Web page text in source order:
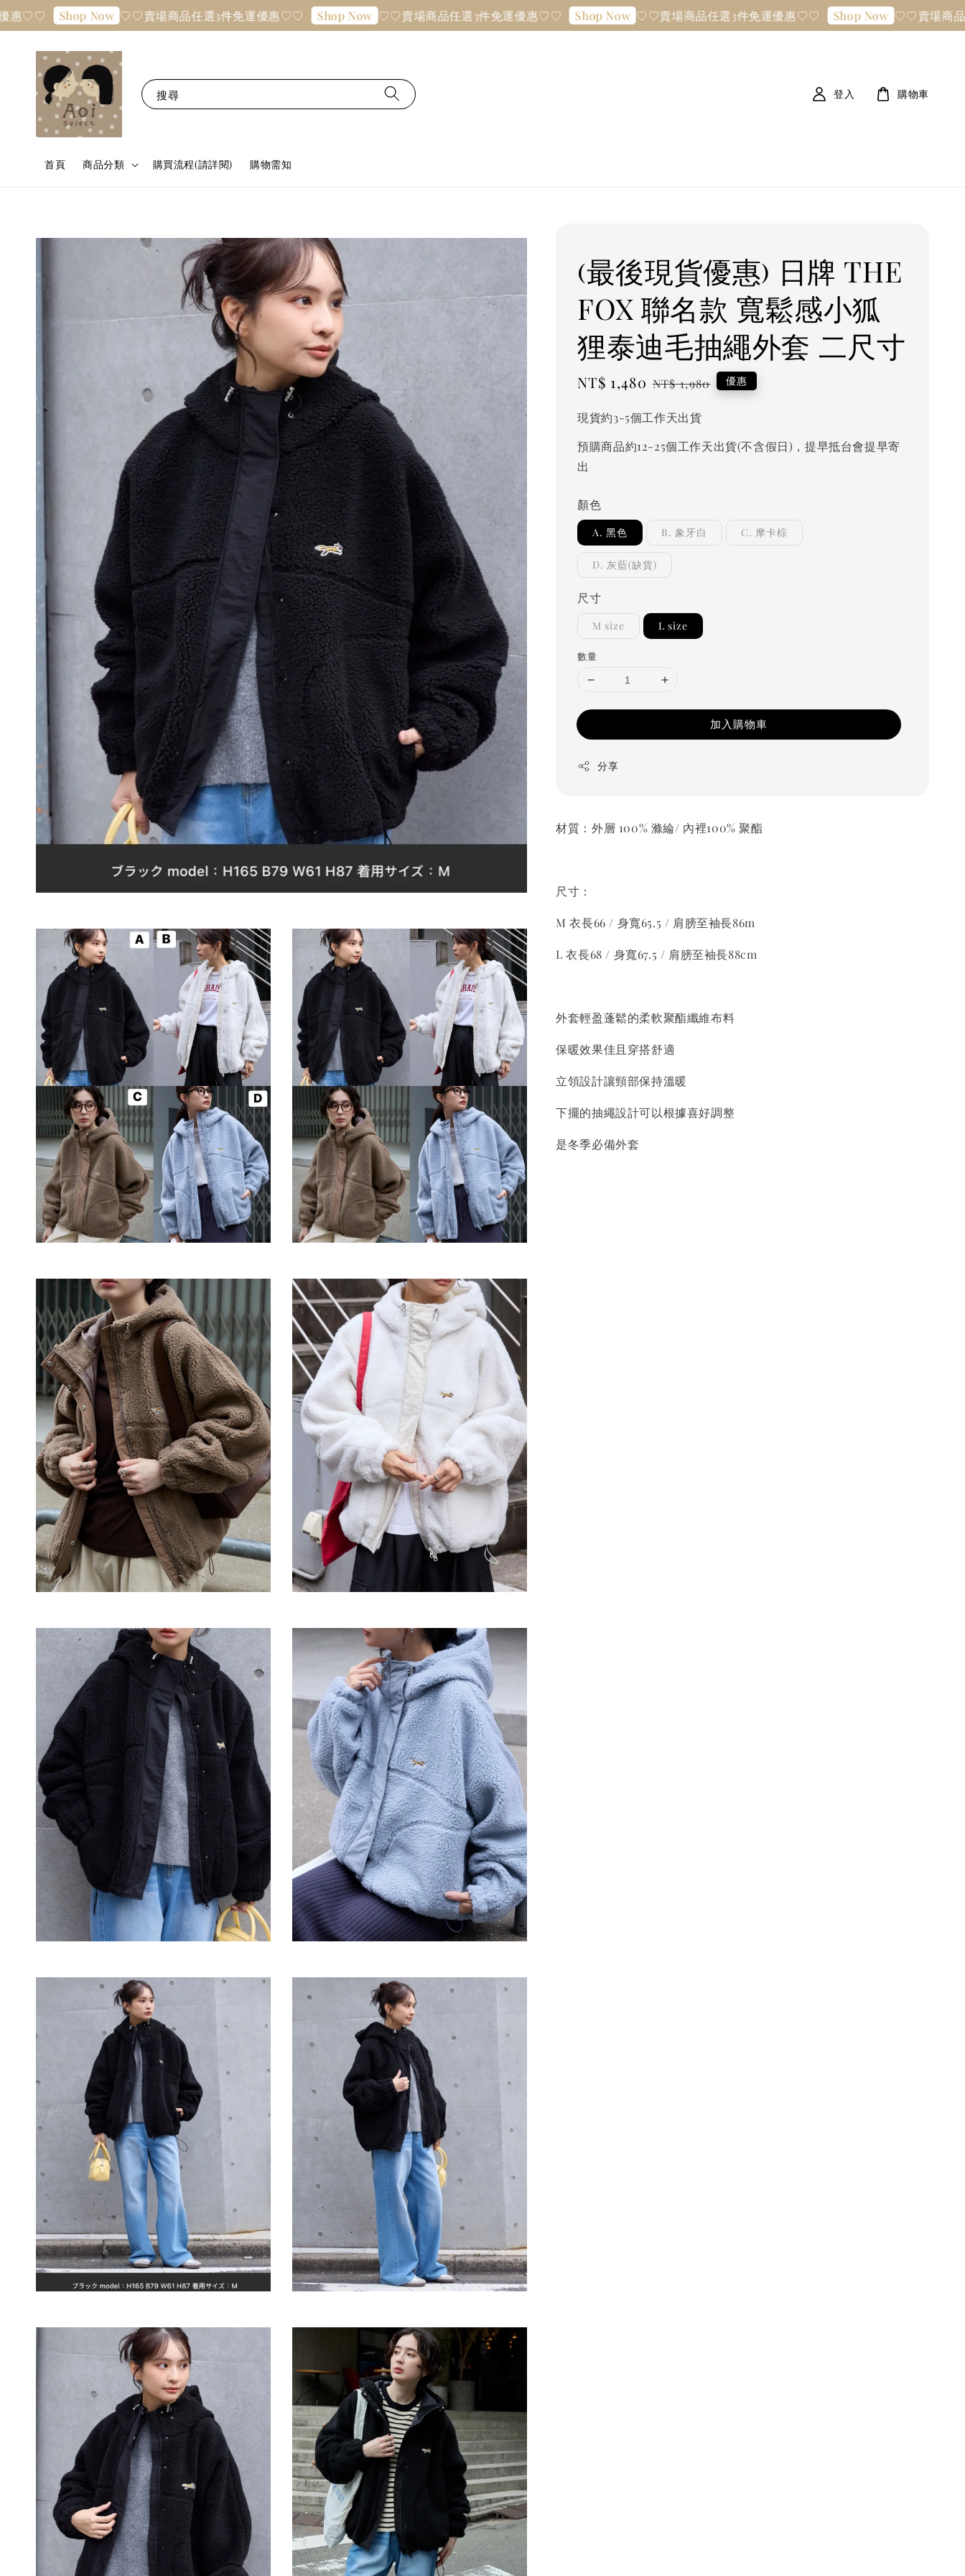
Shop Now ♡♡賣場商品任選3件免運優惠♡♡ Shop Now ♡♡賣場商品任選3件免運優惠♡♡ Shop Now ♡♡賣場商品任選3件免運優惠♡♡ Shop Now ♡♡賣場商品任選3
搜尋
首頁 商品分類 購買流程(請詳閱) 購物需知
登入 購物車
(最後現貨優惠) 日牌 THE
FOX 聯名款 寬鬆感小狐
狸泰迪毛抽繩外套 二尺寸
Sale
NT$ 1,480 Regular
NT$ 1,980 優惠
現貨約3-5個工作天出貨
預購商品約12-25個工作天出貨(不含假日)，提早抵台會提早寄
出
顏色
A. 黑色 B. 象牙白 C. 摩卡棕
D. 灰藍(缺貨)
尺寸
M size L size
數量
加入購物車
分享
材質：外層 100% 滌綸/ 內裡100% 聚酯
尺寸：
M 衣長66 / 身寬65.5 / 肩膀至袖長86m
L 衣長68 / 身寬67.5 / 肩膀至袖長88cm
外套輕盈蓬鬆的柔軟聚酯纖維布料
保暖效果佳且穿搭舒適
立領設計讓頸部保持溫暖
下擺的抽繩設計可以根據喜好調整
是冬季必備外套